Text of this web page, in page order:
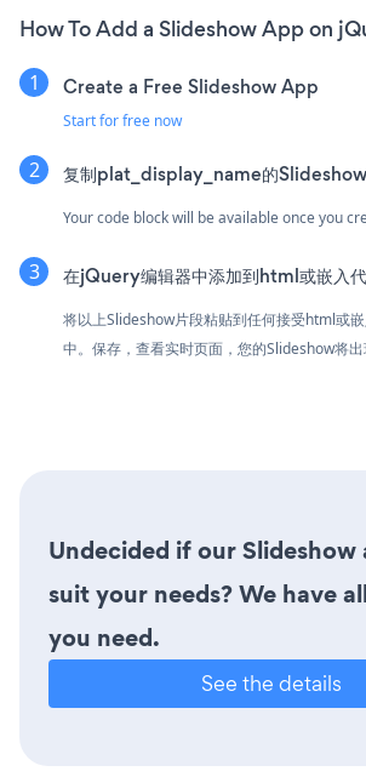
How To Add a Slideshow App on
Create a Free Slideshow App
Start for free now
复制plat_display_name的Slideshow
Your code block will be available once you
在jQuery编辑器中添加到html或嵌入
将以上Slideshow片段粘贴到任何接受html或
中。保存，查看实时页面，您的Slideshow将出
Undecided if our Slideshow
suit your needs? We have
you need.
See the details